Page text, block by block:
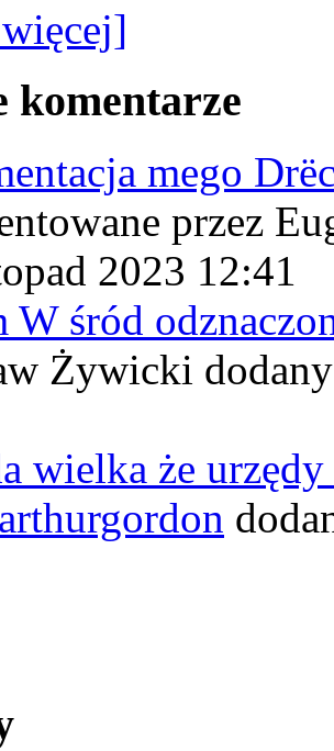
komentarze
mego
przez
2023 12:41
W śród
Żywicki
wielka że
arthurgordon